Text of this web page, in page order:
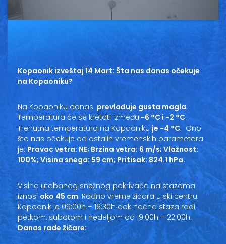
Kopaonik izveštaj 14 Mart: Šta nas danas očekuje
na Kopaoniku?
Na Kopaoniku danas prevlađuje gusta magla.
Temperatura će se kretati između -6 °C i -2 °C.
Trenutna temperatura na Kopaonikuje -4 °C. Ono
što nas očekuje od ostalih vremenskih parametara
je: Pravac vetra: NE; Brzina vetra: 6 m/s; Vlažnost:
100%; Visina snega: 59 cm; Pritisak: 824.1 hPa.
VIsina utabanog snežnog pokrivača na stazama
iznosi oko 45 cm. Radno vreme žičara u ski centru
Kopaonik je 09:00h – 16:30h dok noćna staza radi
petkom, subotom i nedeljom od 19:00h – 22:00h.
Danas rade žičare: